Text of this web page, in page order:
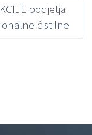
podjetja
čistilne